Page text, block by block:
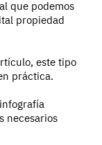
que podemos
propiedad
este tipo
práctica.
necesarios